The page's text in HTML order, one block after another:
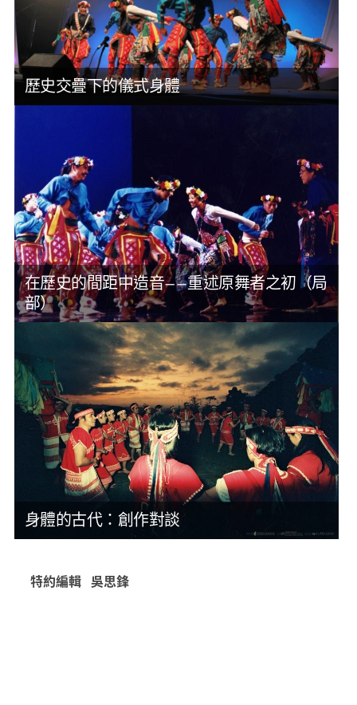
歷史交疊下的儀式身體
在歷史的間距中造音——重述原舞者之初（局
部）
身體的古代：創作對談
特約編輯 吳思鋒